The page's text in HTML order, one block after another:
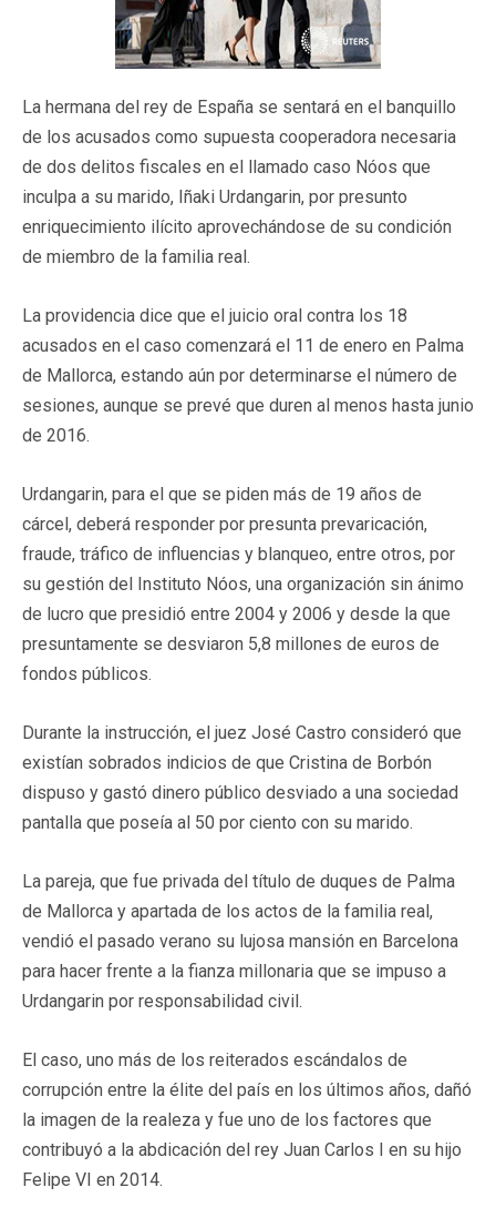
La hermana del rey de España se sentará en el banquillo
de los acusados como supuesta cooperadora necesaria
de dos delitos fiscales en el llamado caso Nóos que
inculpa a su marido, Iñaki Urdangarin, por presunto
enriquecimiento ilícito aprovechándose de su condición
de miembro de la familia real.
La providencia dice que el juicio oral contra los 18
acusados en el caso comenzará el 11 de enero en Palma
de Mallorca, estando aún por determinarse el número de
sesiones, aunque se prevé que duren al menos hasta junio
de 2016.
Urdangarin, para el que se piden más de 19 años de
cárcel, deberá responder por presunta prevaricación,
fraude, tráfico de influencias y blanqueo, entre otros, por
su gestión del Instituto Nóos, una organización sin ánimo
de lucro que presidió entre 2004 y 2006 y desde la que
presuntamente se desviaron 5,8 millones de euros de
fondos públicos.
Durante la instrucción, el juez José Castro consideró que
existían sobrados indicios de que Cristina de Borbón
dispuso y gastó dinero público desviado a una sociedad
pantalla que poseía al 50 por ciento con su marido.
La pareja, que fue privada del título de duques de Palma
de Mallorca y apartada de los actos de la familia real,
vendió el pasado verano su lujosa mansión en Barcelona
para hacer frente a la fianza millonaria que se impuso a
Urdangarin por responsabilidad civil.
El caso, uno más de los reiterados escándalos de
corrupción entre la élite del país en los últimos años, dañó
la imagen de la realeza y fue uno de los factores que
contribuyó a la abdicación del rey Juan Carlos I en su hijo
Felipe VI en 2014.